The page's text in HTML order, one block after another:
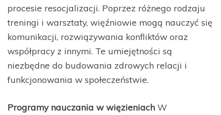
procesie resocjalizacji. Poprzez różnego rodzaju
treningi i warsztaty, więźniowie mogą nauczyć się
komunikacji, rozwiązywania konfliktów oraz
współpracy z innymi. Te umiejętności są
niezbędne do budowania zdrowych relacji i
funkcjonowania w społeczeństwie.
Programy nauczania w więzieniach W